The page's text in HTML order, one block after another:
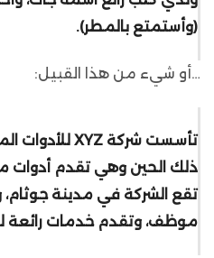
(وأستمتع بالمطر).
…أو شيء من هذا القبيل:
ذلك الحين وهي تقدم أدوات
موظف، وتقدم خدمات رائعة